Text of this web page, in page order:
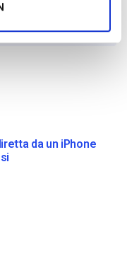
da un iPhone